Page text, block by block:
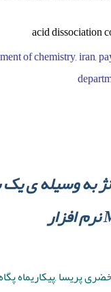
acid dissociation
of chemistry, iran,
به وسیله ی
پریسا ,پیکاریماه پگاه